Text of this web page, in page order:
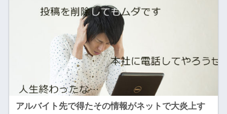
アルバイト先で得たその情報がネットで大炎上す